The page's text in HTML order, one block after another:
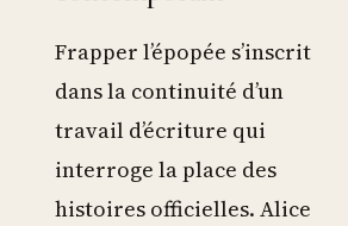
Frapper l’épopée s’inscrit
dans la continuité d’un
travail d’écriture qui
interroge la place des
histoires officielles. Alice